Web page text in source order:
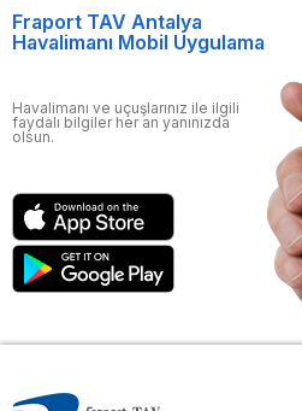
Fraport TAV Antalya
Havalimanı Mobil Uygulama
Havalimanı ve uçuşlarınız ile ilgili
faydalı bilgiler her an yanınızda
olsun.